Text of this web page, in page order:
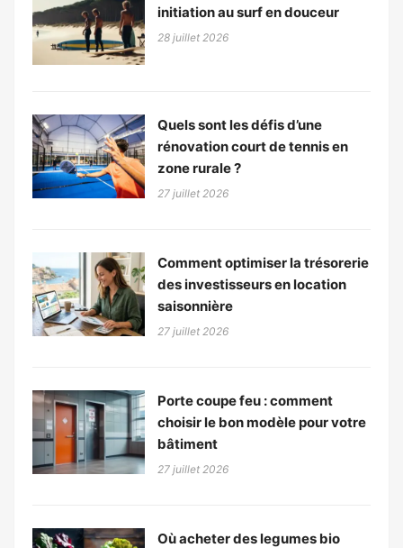
initiation au surf en douceur
28 juillet 2026
Quels sont les défis d’une
rénovation court de tennis en
zone rurale ?
27 juillet 2026
Comment optimiser la trésorerie
des investisseurs en location
saisonnière
27 juillet 2026
Porte coupe feu : comment
choisir le bon modèle pour votre
bâtiment
27 juillet 2026
Où acheter des legumes bio